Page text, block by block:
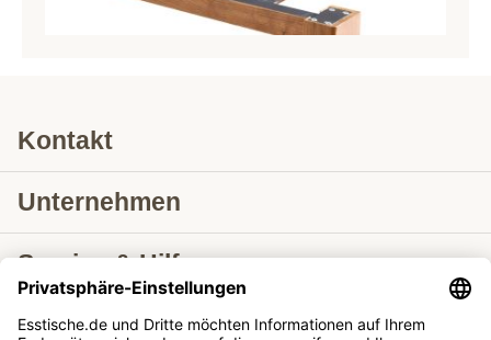
Kontakt
Unternehmen
Service & Hilfe
Lieferung nach